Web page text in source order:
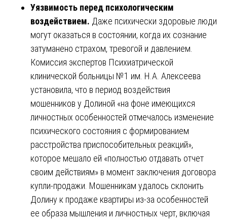
Уязвимость перед психологическим
воздействием. Даже психически здоровые люди
могут оказаться в состоянии, когда их сознание
затуманено страхом, тревогой и давлением.
Комиссия экспертов Психиатрической
клинической больницы №1 им. Н.А. Алексеева
установила, что в период воздействия
мошенников у Долиной «на фоне имеющихся
личностных особенностей отмечалось изменение
психического состояния с формированием
расстройства приспособительных реакций»,
которое мешало ей «полностью отдавать отчет
своим действиям» в момент заключения договора
купли-продажи. Мошенникам удалось склонить
Долину к продаже квартиры из-за особенностей
ее образа мышления и личностных черт, включая